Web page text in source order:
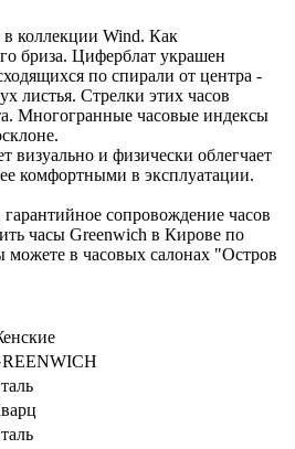
коллекции Wind. Как
бриза. Циферблат украшен
по спирали от центра -
листья. Стрелки этих часов
Многогранные часовые индексы
визуально и физически облегчает
комфортными в эксплуатации.
сопровождение часов
часы Greenwich в Кирове по
можете в часовых салонах "Остров